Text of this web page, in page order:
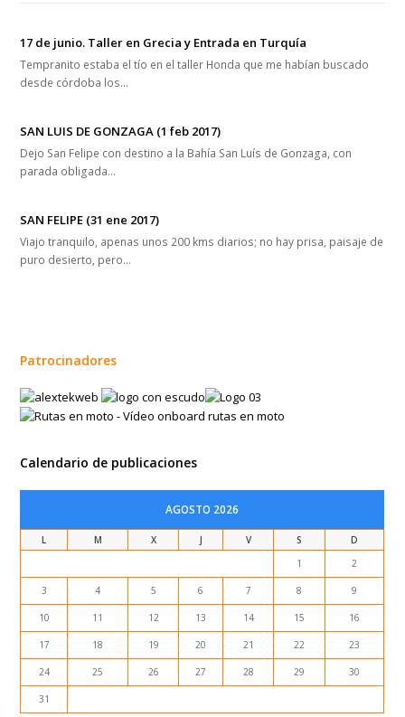
17 de junio. Taller en Grecia y Entrada en Turquía
Tempranito estaba el tío en el taller Honda que me habían buscado
desde córdoba los…
SAN LUIS DE GONZAGA (1 feb 2017)
Dejo San Felipe con destino a la Bahía San Luís de Gonzaga, con
parada obligada…
SAN FELIPE (31 ene 2017)
Viajo tranquilo, apenas unos 200 kms diarios; no hay prisa, paisaje de
puro desierto, pero…
Patrocinadores
Calendario de publicaciones
AGOSTO 2026
L M X J V S
D
1
2
3 4 5 6 7 8 9
10 11 12 13 14 15 16
17 18 19 20 21 22 23
24 25 26 27 28 29 30
31